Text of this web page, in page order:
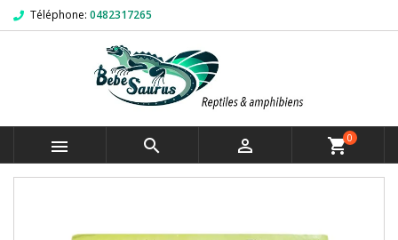
Téléphone: 0482317265
   shopping_cart0